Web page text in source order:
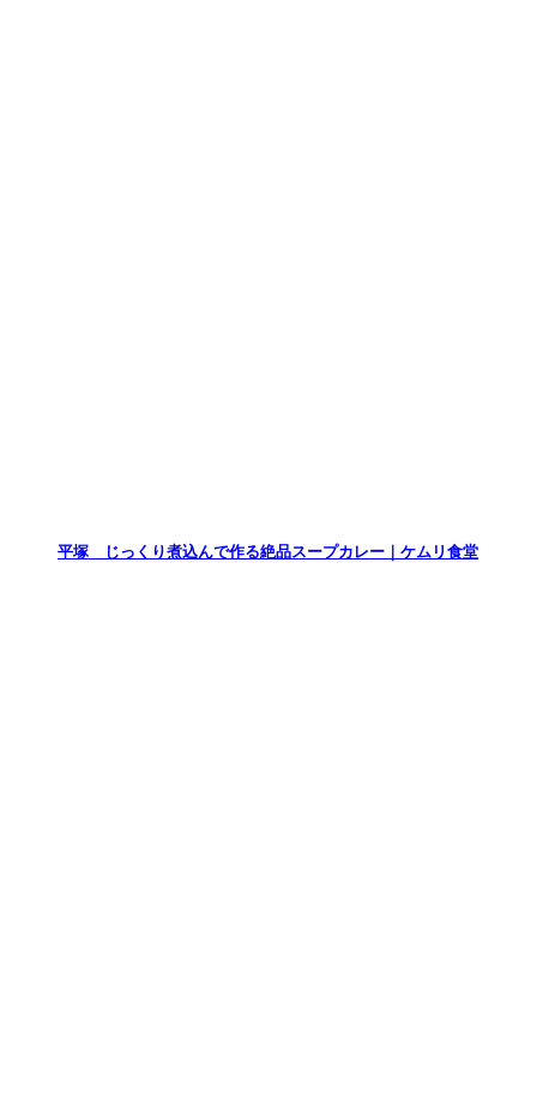
平塚 じっくり煮込んで作る絶品スープカレー｜ケムリ食堂